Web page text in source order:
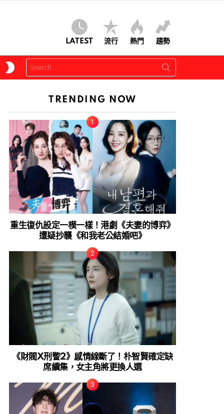
LATEST 流行 熱門 趨勢
SKIN
Search
for:
TRENDING NOW
重生復仇設定一模一樣！港劇《夫妻的博弈》
遭疑抄襲《和我老公結婚吧》
《財閥X刑警2》感情線斷了！朴智賢確定缺
席續集，女主角將更換人選